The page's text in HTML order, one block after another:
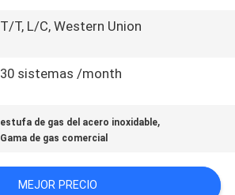
T/T, L/C, Western Union
30 sistemas /month
estufa de gas del acero inoxidable,
Gama de gas comercial
MEJOR PRECIO